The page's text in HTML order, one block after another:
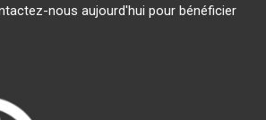
nous aujourd'hui pour bénéficier